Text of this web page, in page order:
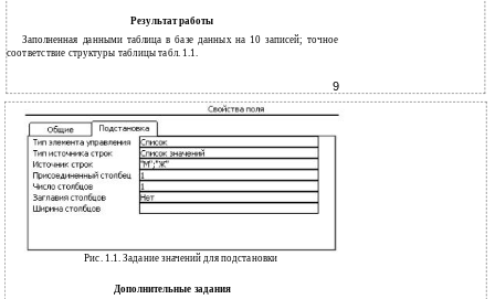
Результат работы
Заполненная данными таблица в базе данных на 10 записей; точное
соответствие структуры таблицы табл. 1.1.
9
Рис. 1.1. Задание значений для подстановки
Дополнительные задания